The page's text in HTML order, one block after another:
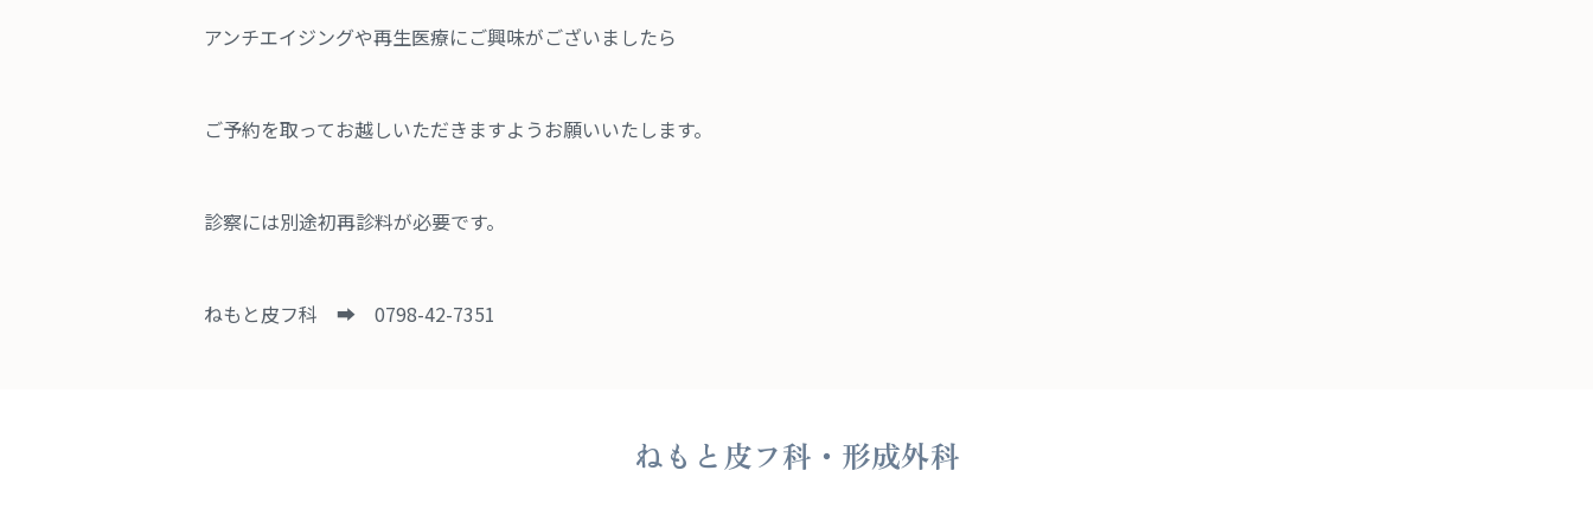
アンチエイジングや再生医療にご興味がございましたら
ご予約を取ってお越しいただきますようお願いいたします。
診察には別途初再診料が必要です。
ねもと皮フ科 ➡ 0798-42-7351
ねもと皮フ科・形成外科